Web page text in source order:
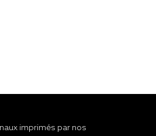
imprimés par nos